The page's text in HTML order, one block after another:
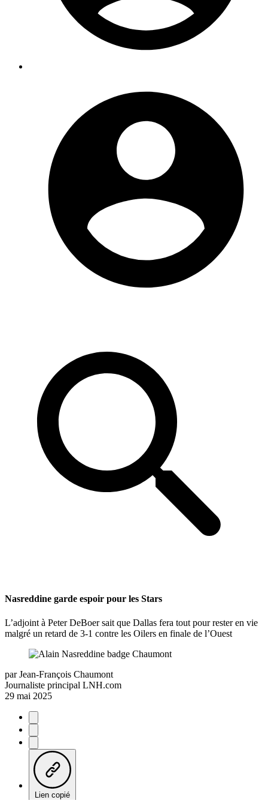
Nasreddine garde espoir pour les Stars
L’adjoint à Peter DeBoer sait que Dallas fera tout pour rester en vie
malgré un retard de 3-1 contre les Oilers en finale de l’Ouest
par Jean-François Chaumont
Journaliste principal LNH.com
29 mai 2025
Lien copié